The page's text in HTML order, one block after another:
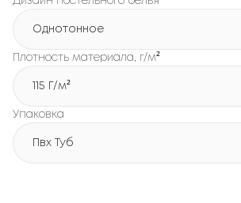
Однотонное
Плотность материала, г/м²
115 Г/м²
Упаковка
Пвх Туб